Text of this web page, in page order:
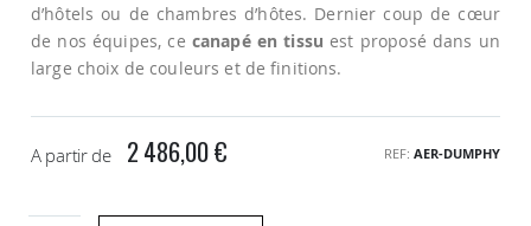
d’hôtels ou de chambres d’hôtes. Dernier coup de cœur
de nos équipes, ce canapé en tissu est proposé dans un
large choix de couleurs et de finitions.
A partir de 2 486,00 € REF AER-DUMPHY